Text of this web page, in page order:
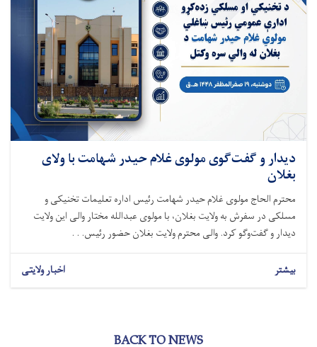
دیدار و گفت‌گوی مولوی غلام حیدر شهامت با ولای
بغلان
محترم الحاج مولوی غلام حیدر شهامت رئیس اداره تعلیمات تخنیکی و
مسلکی در سفرش به ولایت بغلان، با مولوی عبدالله مختار والی این ولایت
دیدار و گفت‌وگو کرد. والی محترم ولایت بغلان حضور رئیس. . .
بیشتر اخبار ولایتی
BACK TO NEWS